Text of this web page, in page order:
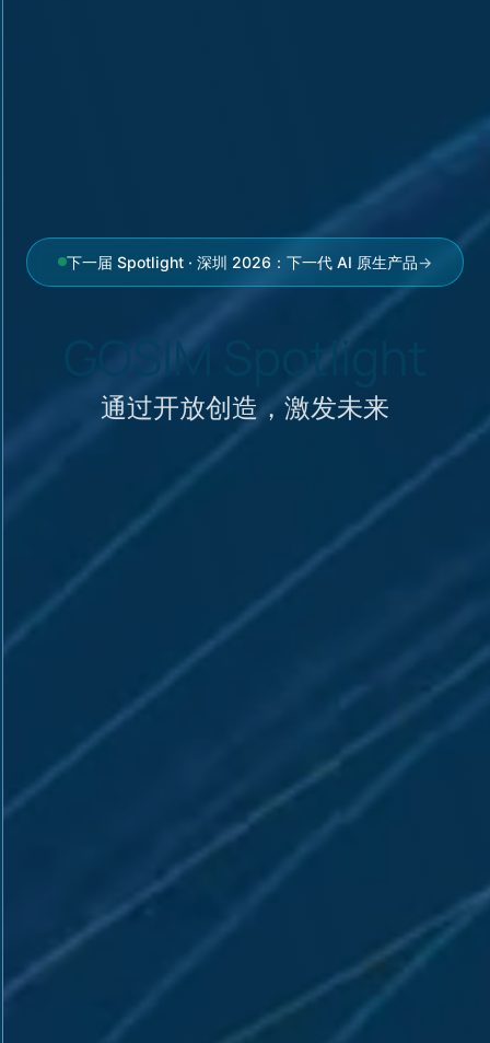
下一届 Spotlight · 深圳 2026：下一代 AI 原生产品→
GOSIM Spotlight
通过开放创造，激发未来